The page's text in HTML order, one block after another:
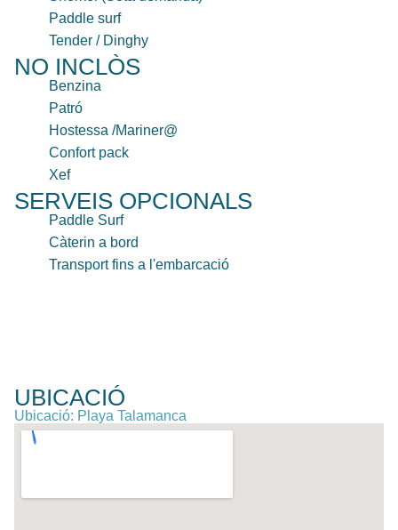
Paddle surf
Tender / Dinghy
NO INCLÒS
Benzina
Patró
Hostessa /Mariner@
Confort pack
Xef
SERVEIS OPCIONALS
Paddle Surf
Càterin a bord
Transport fins a l'embarcació
UBICACIÓ
Ubicació: Playa Talamanca